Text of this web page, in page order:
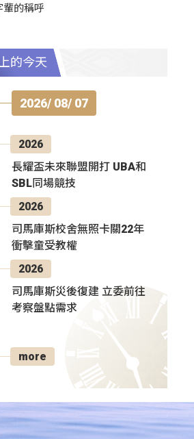
輩的稱呼
的今天
2026/ 08/ 07
2026
長耀盃未來聯盟開打 UBA和
SBL同場競技
2026
司馬庫斯校舍無照卡關22年
衝擊童受教權
2026
司馬庫斯災後復建 立委前往
考察盤點需求
more